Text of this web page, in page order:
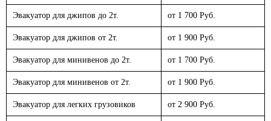
Эвакуатор для джипов до 2т. от 1 700 Руб.
Эвакуатор для джипов от 2т. от 1 900 Руб.
Эвакуатор для минивенов до 2т. от 1 700 Руб.
Эвакуатор для минивенов от 2т. от 1 900 Руб.
Эвакуатор для легких грузовиков от 2 900 Руб.